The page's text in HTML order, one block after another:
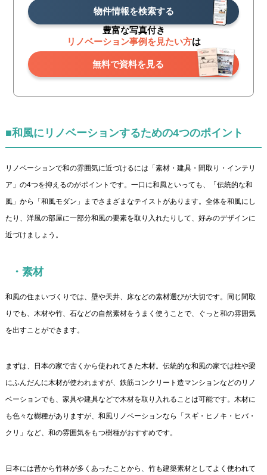
物件情報を検索する
豊富な写真付き
リノベーション事例を見たい方は
無料で資料を見る
■和風にリノベーションするための4つのポイント
リノベーションで和の雰囲気に近づけるには「素材・建具・間取り・インテリ
ア」の4つを抑えるのがポイントです。一口に和風といっても、「伝統的な和
風」から「和風モダン」までさまざまなテイストがあります。全体を和風にし
たり、洋風の部屋に一部分和風の要素を取り入れたりして、好みのデザインに
近づけましょう。
・素材
和風の住まいづくりでは、壁や天井、床などの素材選びが大切です。同じ間取
りでも、木材や竹、石などの自然素材をうまく使うことで、ぐっと和の雰囲気
を出すことができます。
まずは、日本の家で古くから使われてきた木材。伝統的な和風の家では柱や梁
にふんだんに木材が使われますが、鉄筋コンクリート造マンションなどのリノ
ベーションでも、家具や建具などで木材を取り入れることは可能です。木材に
も色々な樹種がありますが、和風リノベーションなら「スギ・ヒノキ・ヒバ・
クリ」など、和の雰囲気をもつ樹種がおすすめです。
日本には昔から竹林が多くあったことから、竹も建築素材としてよく使われて